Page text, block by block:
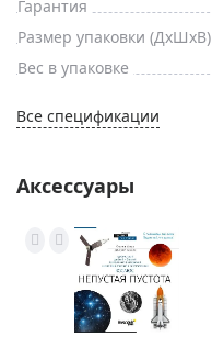
Гарантия
Размер упаковки (ДxШxВ)
Вес в упаковке
Все спецификации
Аксессуары